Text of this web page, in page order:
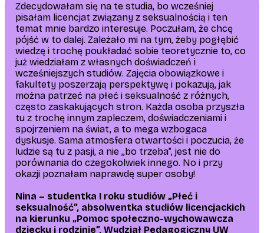
Zdecydowałam się na te studia, bo wcześniej
pisałam licencjat związany z seksualnością i ten
temat mnie bardzo interesuje. Poczułam, że chcę
pójść w to dalej. Zależało mi na tym, żeby pogłębić
wiedzę i trochę poukładać sobie teoretycznie to, co
już wiedziałam z własnych doświadczeń i
wcześniejszych studiów. Zajęcia obowiązkowe i
fakultety poszerzają perspektywę i pokazują, jak
można patrzeć na płeć i seksualność z różnych,
często zaskakujących stron. Każda osoba przyszła
tu z trochę innym zapleczem, doświadczeniami i
spojrzeniem na świat, a to mega wzbogaca
dyskusje. Sama atmosfera otwartości i poczucia, że
ludzie są tu z pasji, a nie ,,bo trzeba”, jest nie do
porównania do czegokolwiek innego. No i przy
okazji poznałam naprawdę super osoby!
Nina – studentka I roku studiów „Płeć i
seksualność”, absolwentka studiów licencjackich
na kierunku „Pomoc społeczno-wychowawcza
dziecku i rodzinie”, Wydział Pedagogiczny UW